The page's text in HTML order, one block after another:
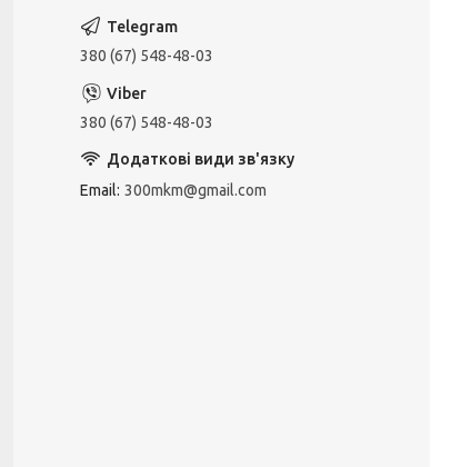
380 (67) 548-48-03
380 (67) 548-48-03
Email 300mkm@gmail.com